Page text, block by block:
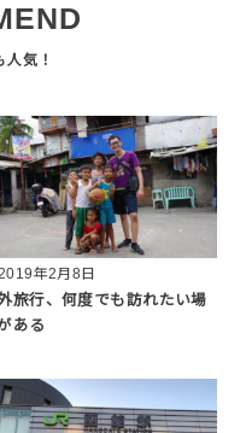
年2月8日
旅行、何度でも訪れたい場
ある